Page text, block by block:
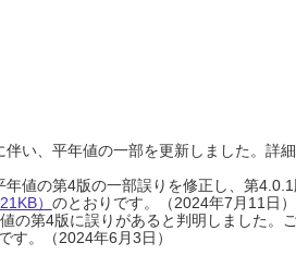
い、平年値の一部を更新しました。詳
値の第4版の一部誤りを修正し、第
） のとおりです。（2024年7月11日）
の第4版に誤りがあると判明しました。
す。（2024年6月3日）